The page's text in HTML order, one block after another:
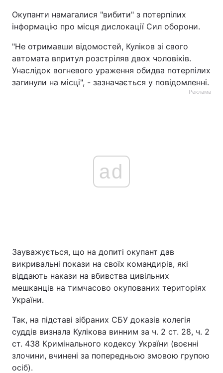
Окупанти намагалися "вибити" з потерпілих
інформацію про місця дислокації Сил оборони.
"Не отримавши відомостей, Куліков зі свого
автомата впритул розстріляв двох чоловіків.
Унаслідок вогневого ураження обидва потерпілих
загинули на місці", - зазначається у повідомленні.
Реклама
ad
Зауважується, що на допиті окупант дав
викривальні покази на своїх командирів, які
віддають накази на вбивства цивільних
мешканців на тимчасово окупованих територіях
України.
Так, на підставі зібраних СБУ доказів колегія
суддів визнала Кулікова винним за ч. 2 ст. 28, ч. 2
ст. 438 Кримінального кодексу України (воєнні
злочини, вчинені за попередньою змовою групою
осіб).